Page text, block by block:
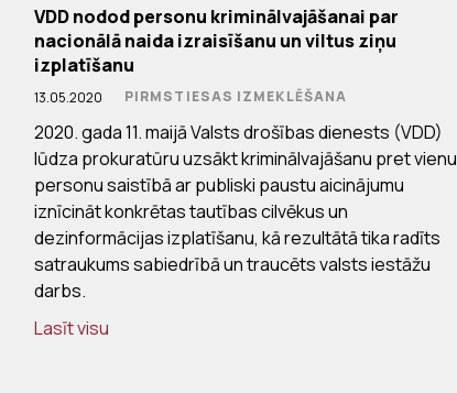
VDD nodod personu kriminālvajāšanai par
nacionālā naida izraisīšanu un viltus ziņu
izplatīšanu
13.05.2020 PIRMSTIESAS IZMEKLĒŠANA
2020. gada 11. maijā Valsts drošības dienests (VDD)
lūdza prokuratūru uzsākt kriminālvajāšanu pret vienu
personu saistībā ar publiski paustu aicinājumu
iznīcināt konkrētas tautības cilvēkus un
dezinformācijas izplatīšanu, kā rezultātā tika radīts
satraukums sabiedrībā un traucēts valsts iestāžu
darbs.
Lasīt visu